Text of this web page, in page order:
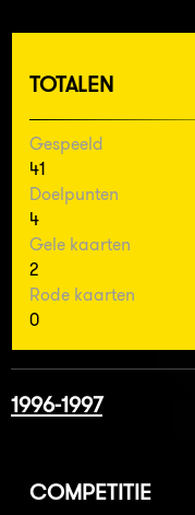
TOTALEN
Gespeeld
41
Doelpunten
4
Gele kaarten
2
Rode kaarten
0
1996-1997
COMPETITIE